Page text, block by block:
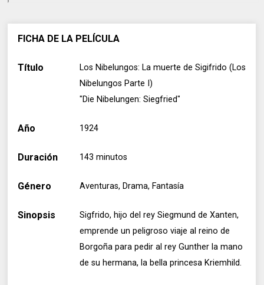
FICHA DE LA PELÍCULA
Título
Los Nibelungos: La muerte de Sigifrido (Los
Nibelungos Parte I)
"Die Nibelungen: Siegfried"
Año 1924
Duración 143 minutos
Género Aventuras, Drama, Fantasía
Sinopsis
Sigfrido, hijo del rey Siegmund de Xanten,
emprende un peligroso viaje al reino de
Borgoña para pedir al rey Gunther la mano
de su hermana, la bella princesa Kriemhild.